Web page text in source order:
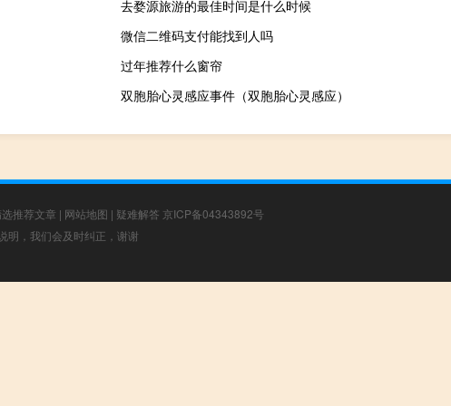
去婺源旅游的最佳时间是什么时候
微信二维码支付能找到人吗
过年推荐什么窗帘
双胞胎心灵感应事件（双胞胎心灵感应）
推荐文章 | 网站地图 | 疑难解答 京ICP备04343892号
明，我们会及时纠正，谢谢